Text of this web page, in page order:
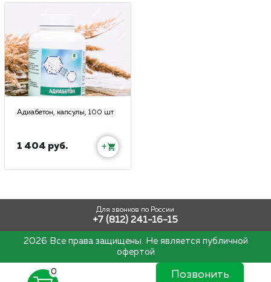
Адиабетон, капсулы, 100 шт
1 404 руб. +
Для звонков по России
+7 (812) 241-16-15
2026 Все права защищены. Не является публичной
офертой
Позвонить
0